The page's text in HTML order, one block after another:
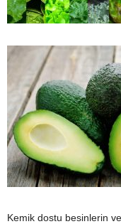
Kemik dostu besinlerin